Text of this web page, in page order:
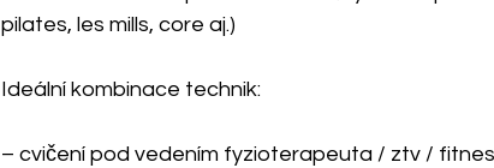
pilates, les mills, core aj.)
Ideální kombinace technik:
– cvičení pod vedením fyzioterapeuta / ztv /